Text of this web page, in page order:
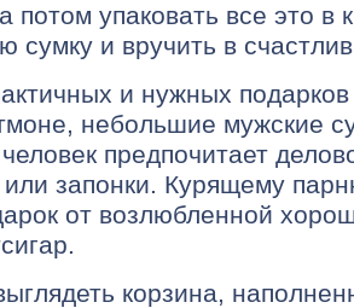
потом упаковать все это в
сумку и вручить в
и нужных
небольшие мужские
предпочитает
или запонки. Курящему
от возлюбленной
корзина,